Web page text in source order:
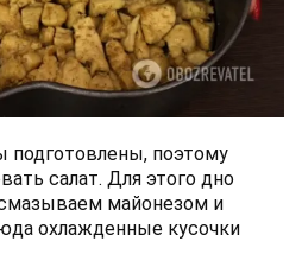
подготовлены, поэтому
салат. Для этого дно
майонезом и
охлажденные кусочки